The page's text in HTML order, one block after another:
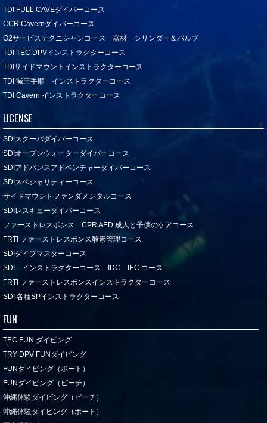
TDI FULL CAVEダイバーコース
CCR Cavernダイバーコース
O2サービステクニシャンコース 器材 シリンダー＆バルブ
TDI TEC DPVインストラクターコース
TDIサイドマウントインストラクターコース
TDI 減圧手順 インストラクターコース
TDI Cavern インストラクターコース
LICENSE
SDIスクーバダイバーコース
SDIオープンウォーターダイバーコース
SDIアドバンスアドベンチャーダイバーコース
SDIスペシャリティーコース
サイドマウントファンダメンタルコース
SDIレスキューダイバーコース
ファーストレスポンス CPR AED 成人と子供のケアコース
FRTI ファーストレスポンス酸素管理コース
SDIダイブマスターコース
SDI インストラクターコース IDC IEC コース
FRTI ファーストレスポンスインストラクターコース
SDI 各種SPインストラクターコース
FUN
TEC FUN ダイビング
TRY DPV FUNダイビング
FUNダイビング（ボート）
FUNダイビング（ビーチ）
沖縄体験ダイビング（ビーチ）
沖縄体験ダイビング（ボート）